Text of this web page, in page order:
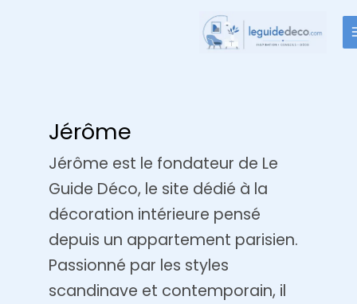
Jérôme
Jérôme est le fondateur de Le
Guide Déco, le site dédié à la
décoration intérieure pensé
depuis un appartement parisien.
Passionné par les styles
scandinave et contemporain, il